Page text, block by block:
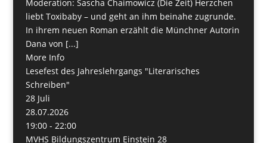
Moderation: Sascha Chaimowicz (Die Zeit) Herzchen
liebt Toxibaby – und geht an ihm beinahe zugrunde.
In ihrem neuen Roman erzählt die Münchner Autorin
Dana von [...]
More Info
Lesefest des Jahreslehrgangs "Literarisches
Schreiben"
28 Juli
28.07.2026
19:00 - 22:00
MVHS Bildungszentrum Einstein 28